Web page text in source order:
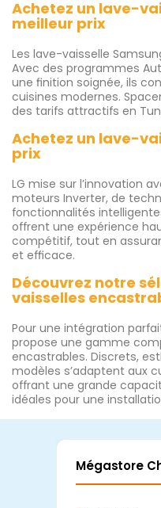
Achetez un lave-
meilleur prix
Les lave-vaisselle
Avec des programmes
une finition soignée, ils
cuisines modernes.
des tarifs attractifs en
Achetez un lave-
prix
LG mise sur l’innovation
moteurs Inverter, de
fonctionnalités
offrent une expérience
compétitif, tout en
et efficace.
Découvrez notre
vaisselles
Pour une intégration
propose une gamme
encastrables. Discrets,
modèles s’adaptent aux
offrant une grande
idéales pour une
Mégastore